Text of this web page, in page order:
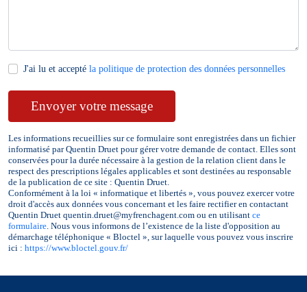
J'ai lu et accepté la politique de protection des données personnelles
Envoyer votre message
Les informations recueillies sur ce formulaire sont enregistrées dans un fichier
informatisé par Quentin Druet pour gérer votre demande de contact. Elles sont
conservées pour la durée nécessaire à la gestion de la relation client dans le
respect des prescriptions légales applicables et sont destinées au responsable
de la publication de ce site : Quentin Druet
Conformément à la loi « informatique et libertés », vous pouvez exercer votre
droit d'accès aux données vous concernant et les faire rectifier en contactant
Quentin Druet quentin.druet@myfrenchagent.com ou en utilisant ce
formulaire . Nous vous informons de l’existence de la liste d'opposition au
démarchage téléphonique « Bloctel », sur laquelle vous pouvez vous inscrire
ici : https://www.bloctel.gouv.fr/